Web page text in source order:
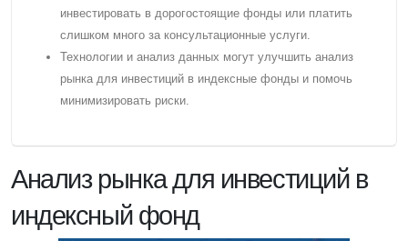
инвестировать в дорогостоящие фонды или платить
слишком много за консультационные услуги.
Технологии и анализ данных могут улучшить анализ
рынка для инвестиций в индексные фонды и помочь
минимизировать риски.
Анализ рынка для инвестиций в
индексный фонд